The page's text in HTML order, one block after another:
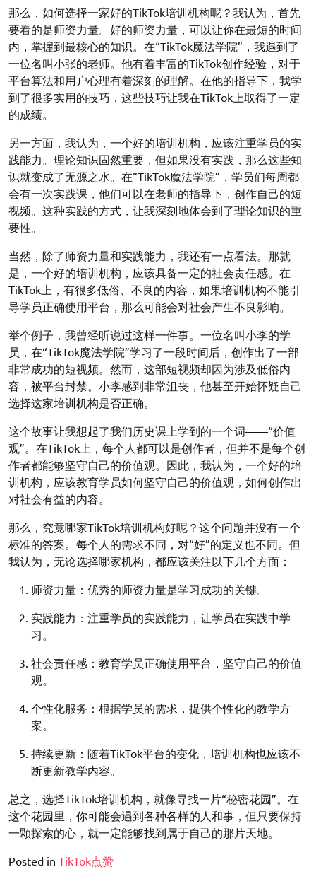
那么，如何选择一家好的TikTok培训机构呢？我认为，首先
要看的是师资力量。好的师资力量，可以让你在最短的时间
内，掌握到最核心的知识。在“TikTok魔法学院”，我遇到了
一位名叫小张的老师。他有着丰富的TikTok创作经验，对于
平台算法和用户心理有着深刻的理解。在他的指导下，我学
到了很多实用的技巧，这些技巧让我在TikTok上取得了一定
的成绩。
另一方面，我认为，一个好的培训机构，应该注重学员的实
践能力。理论知识固然重要，但如果没有实践，那么这些知
识就变成了无源之水。在“TikTok魔法学院”，学员们每周都
会有一次实践课，他们可以在老师的指导下，创作自己的短
视频。这种实践的方式，让我深刻地体会到了理论知识的重
要性。
当然，除了师资力量和实践能力，我还有一点看法。那就
是，一个好的培训机构，应该具备一定的社会责任感。在
TikTok上，有很多低俗、不良的内容，如果培训机构不能引
导学员正确使用平台，那么可能会对社会产生不良影响。
举个例子，我曾经听说过这样一件事。一位名叫小李的学
员，在“TikTok魔法学院”学习了一段时间后，创作出了一部
非常成功的短视频。然而，这部短视频却因为涉及低俗内
容，被平台封禁。小李感到非常沮丧，他甚至开始怀疑自己
选择这家培训机构是否正确。
这个故事让我想起了我们历史课上学到的一个词——“价值
观”。在TikTok上，每个人都可以是创作者，但并不是每个创
作者都能够坚守自己的价值观。因此，我认为，一个好的培
训机构，应该教育学员如何坚守自己的价值观，如何创作出
对社会有益的内容。
那么，究竟哪家TikTok培训机构好呢？这个问题并没有一个
标准的答案。每个人的需求不同，对“好”的定义也不同。但
我认为，无论选择哪家机构，都应该关注以下几个方面：
师资力量：优秀的师资力量是学习成功的关键。
实践能力：注重学员的实践能力，让学员在实践中学
习。
社会责任感：教育学员正确使用平台，坚守自己的价值
观。
个性化服务：根据学员的需求，提供个性化的教学方
案。
持续更新：随着TikTok平台的变化，培训机构也应该不
断更新教学内容。
总之，选择TikTok培训机构，就像寻找一片“秘密花园”。在
这个花园里，你可能会遇到各种各样的人和事，但只要保持
一颗探索的心，就一定能够找到属于自己的那片天地。
Posted in TikTok点赞